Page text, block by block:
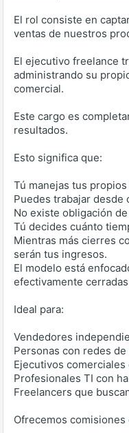
El rol consiste en
ventas de nuestros
El ejecutivo freelance
administrando su
comercial.
Este cargo es
resultados.
Esto significa que:
Tú manejas tus
Puedes trabajar desde
No existe obligación
Tú decides cuánto
Mientras más cierres
serán tus ingresos.
El modelo está
efectivamente
Ideal para:
Vendedores
Personas con redes
Ejecutivos
Profesionales TI con
Freelancers que
Ofrecemos comisiones